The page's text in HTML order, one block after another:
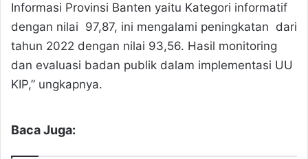
Informasi Provinsi Banten yaitu Kategori informatif
dengan nilai 97,87, ini mengalami peningkatan dari
tahun 2022 dengan nilai 93,56. Hasil monitoring
dan evaluasi badan publik dalam implementasi UU
KIP,” ungkapnya.
Baca Juga: